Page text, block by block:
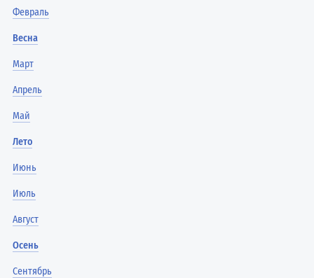
Февраль
Весна
Март
Апрель
Май
Лето
Июнь
Июль
Август
Осень
Сентябрь